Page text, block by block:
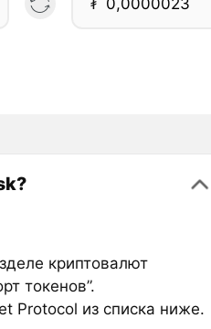
криптовалют
токенов”.
Protocol из списка ниже.